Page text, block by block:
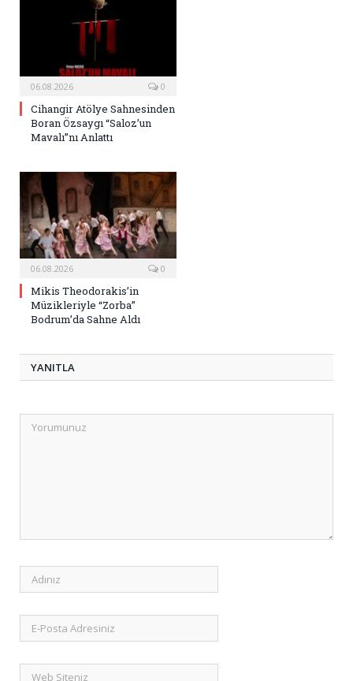
06.08.2026 0
Cihangir Atölye Sahnesinden
Boran Özsaygı “Saloz’un
Mavalı”nı Anlattı
06.08.2026 0
Mikis Theodorakis’in
Müzikleriyle “Zorba”
Bodrum’da Sahne Aldı
YANITLA